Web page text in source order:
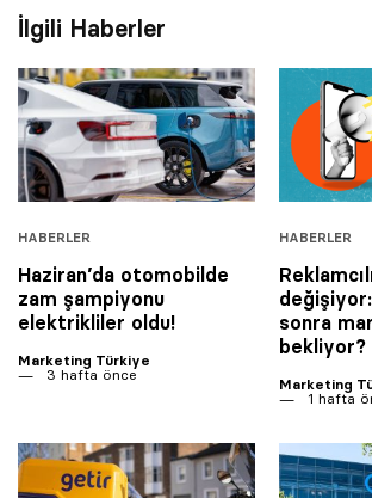
İlgili Haberler
HABERLER
Haziran’da otomobilde
zam şampiyonu
elektrikliler oldu!
Marketing Türkiye
3 hafta önce
HABERLER
sonra
bekliyor?
Marketing
1 hafta